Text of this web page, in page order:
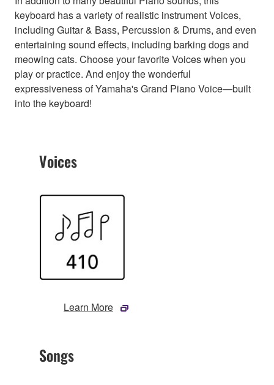
keyboard has a variety of realistic instrument Voices,
including Guitar & Bass, Percussion & Drums, and even
entertaining sound effects, including barking dogs and
meowing cats. Choose your favorite Voices when you
play or practice. And enjoy the wonderful
expressiveness of Yamaha's Grand Piano Voice—built
into the keyboard!
Voices
Learn More
Songs